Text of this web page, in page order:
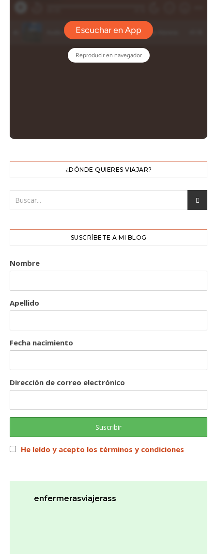
¿DÓNDE QUIERES VIAJAR?
SUSCRÍBETE A MI BLOG
Nombre
Apellido
Fecha nacimiento
Dirección de correo electrónico
He leído y acepto los términos y condiciones
enfermerasviajerass